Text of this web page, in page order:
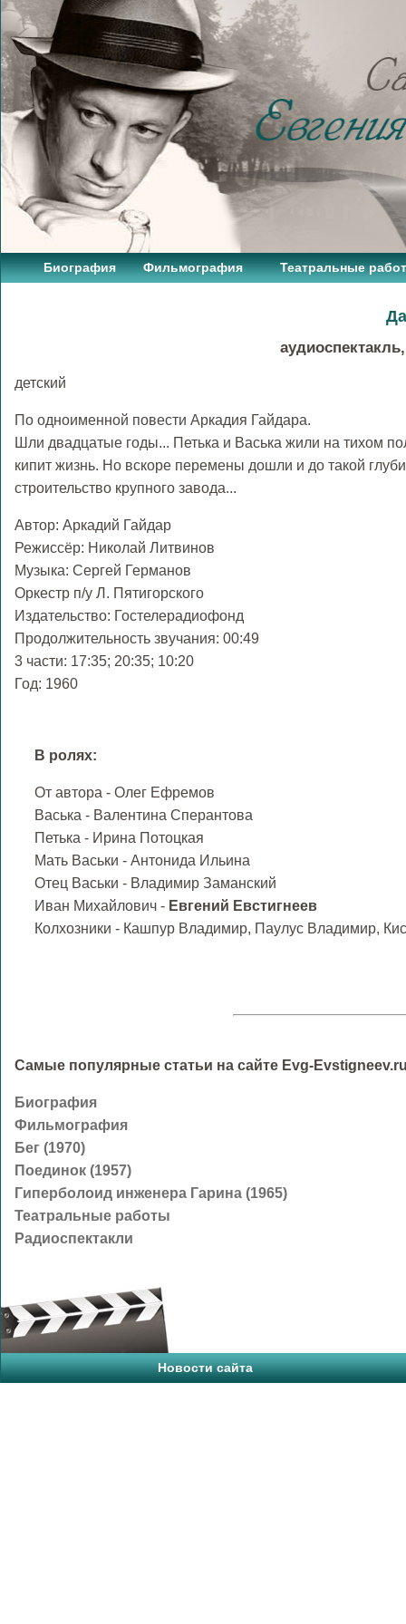
Биография Фильмография Театральные
детский
По одноименной повести Аркадия Гайдара.
Шли двадцатые годы... Петька и Васька жили на тихом
кипит жизнь. Но вскоре перемены дошли и до такой
строительство крупного завода...
Автор: Аркадий Гайдар
Режиссёр: Николай Литвинов
Музыка: Сергей Германов
Оркестр п/у Л. Пятигорского
Издательство: Гостелерадиофонд
Продолжительность звучания: 00:49
3 части: 17:35; 20:35; 10:20
Год: 1960
В ролях:
От автора - Олег Ефремов
Васька - Валентина Сперантова
Петька - Ирина Потоцкая
Мать Васьки - Антонида Ильина
Отец Васьки - Владимир Заманский
Иван Михайлович - Евгений Евстигнеев
Колхозники - Кашпур Владимир, Паулус Владимир,
Самые популярные статьи на сайте Evg-
Биография
Фильмография
Бег (1970)
Поединок (1957)
Гиперболоид инженера Гарина (1965)
Театральные работы
Радиоспектакли
Новости сайта